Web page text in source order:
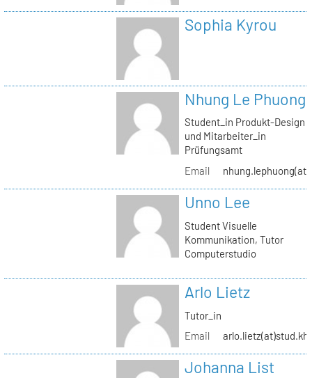
Sophia Kyrou
Nhung Le Phuong
Student_in Produkt-Design
und Mitarbeiter_in
Prüfungsamt
Email
Unno Lee
Student Visuelle
Kommunikation, Tutor
Computerstudio
Arlo Lietz
Tutor_in
Email
Johanna List